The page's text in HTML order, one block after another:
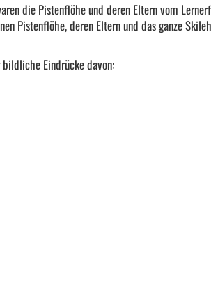
die Pistenflöhe und deren Eltern vom
Pistenflöhe, deren Eltern und das ganze
Eindrücke davon: